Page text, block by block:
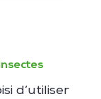
d’utiliser